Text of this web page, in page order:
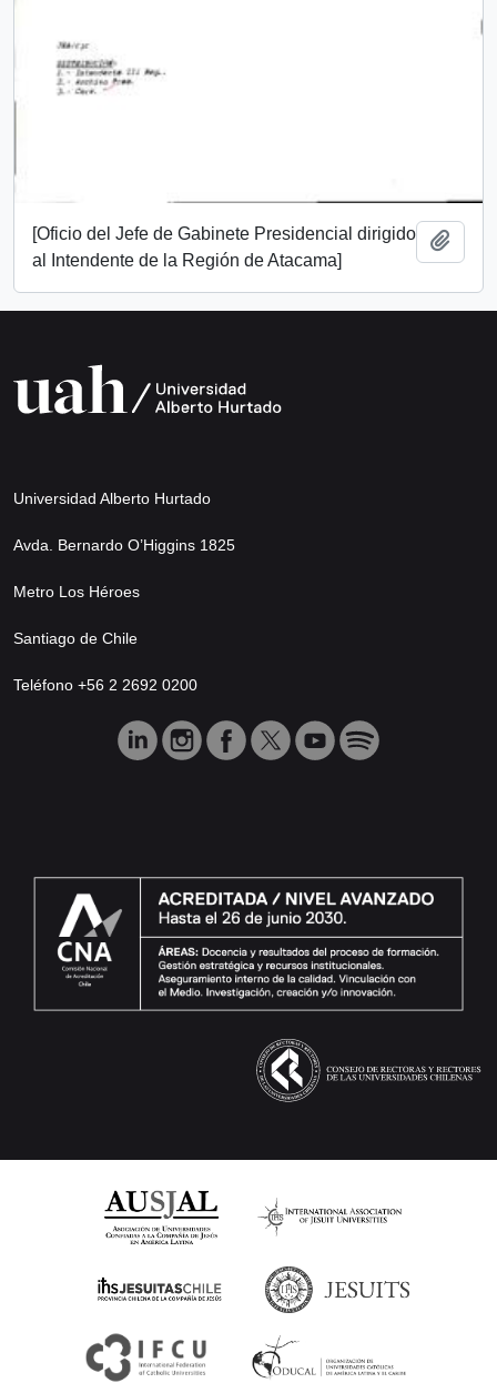
[Oficio del Jefe de Gabinete Presidencial dirigido
al Intendente de la Región de Atacama]
Universidad Alberto Hurtado
Avda. Bernardo O’Higgins 1825
Metro Los Héroes
Santiago de Chile
Teléfono +56 2 2692 0200